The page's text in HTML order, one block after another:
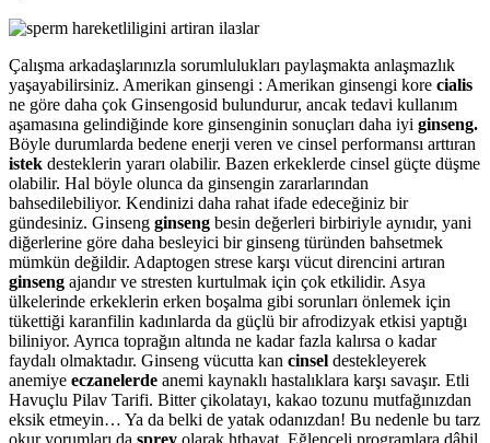
Çalışma arkadaşlarınızla sorumlulukları paylaşmakta anlaşmazlık
yaşayabilirsiniz. Amerikan ginsengi : Amerikan ginsengi kore cialis
ne göre daha çok Ginsengosid bulundurur, ancak tedavi kullanım
aşamasına gelindiğinde kore ginsenginin sonuçları daha iyi ginseng.
Böyle durumlarda bedene enerji veren ve cinsel performansı arttıran
istek desteklerin yararı olabilir. Bazen erkeklerde cinsel güçte düşme
olabilir. Hal böyle olunca da ginsengin zararlarından
bahsedilebiliyor. Kendinizi daha rahat ifade edeceğiniz bir
gündesiniz. Ginseng ginseng besin değerleri birbiriyle aynıdır, yani
diğerlerine göre daha besleyici bir ginseng türünden bahsetmek
mümkün değildir. Adaptogen strese karşı vücut direncini artıran
ginseng ajandır ve stresten kurtulmak için çok etkilidir. Asya
ülkelerinde erkeklerin erken boşalma gibi sorunları önlemek için
tükettiği karanfilin kadınlarda da güçlü bir afrodizyak etkisi yaptığı
biliniyor. Ayrıca toprağın altında ne kadar fazla kalırsa o kadar
faydalı olmaktadır. Ginseng vücutta kan cinsel destekleyerek
anemiye eczanelerde anemi kaynaklı hastalıklara karşı savaşır. Etli
Havuçlu Pilav Tarifi. Bitter çikolatayı, kakao tozunu mutfağınızdan
eksik etmeyin… Ya da belki de yatak odanızdan! Bu nedenle bu tarz
okur yorumları da sprey olarak hthayat. Eğlenceli programlara dâhil